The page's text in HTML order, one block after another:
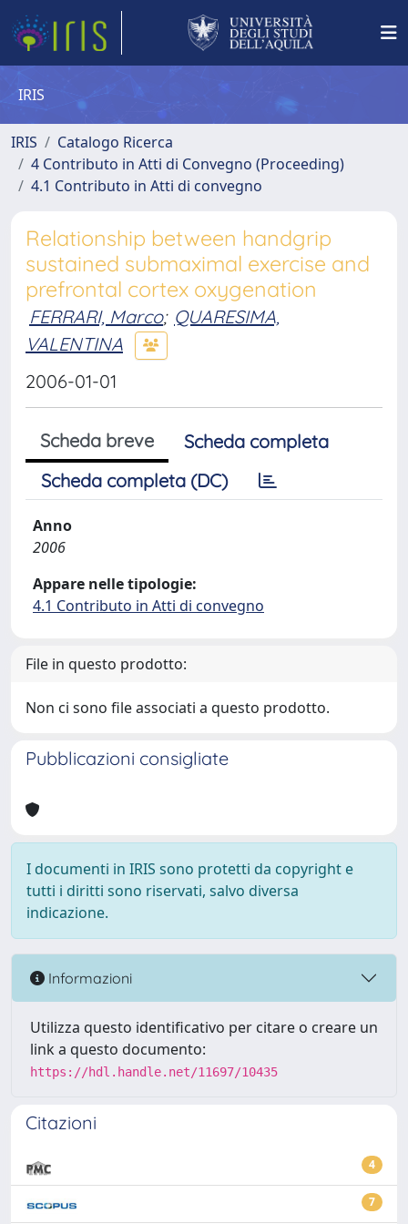
IRIS
IRIS
Catalogo Ricerca
4 Contributo in Atti di Convegno (Proceeding)
4.1 Contributo in Atti di convegno
Relationship between handgrip
sustained submaximal exercise and
prefrontal cortex oxygenation
FERRARI, Marco; QUARESIMA,
VALENTINA
2006-01-01
Scheda breve
Scheda completa
Scheda completa (DC)
Anno
2006
Appare nelle tipologie:
4.1 Contributo in Atti di convegno
File in questo prodotto:
Non ci sono file associati a questo prodotto.
Pubblicazioni consigliate
I documenti in IRIS sono protetti da copyright e
tutti i diritti sono riservati, salvo diversa
indicazione.
Informazioni
Utilizza questo identificativo per citare o creare un
link a questo documento:
https://hdl.handle.net/11697/10435
Citazioni
4
7